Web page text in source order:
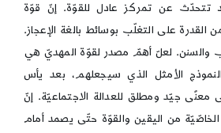
تتحدّث عن تمركز عادل للقوّة. إنّ قوّة
على التغلّب بوسائط بالغة الإعجاز.
والسنن. لعلّ أهمّ مصدر لقوّة المهديّ هي
الأمثل الذي سيجعلهم، بعد يأس
معنًى جيّد ومطلق للعدالة الاجتماعيّة. إنّ
الخاصّيّة من اليقين والقوّة حتّى يصمد أمام